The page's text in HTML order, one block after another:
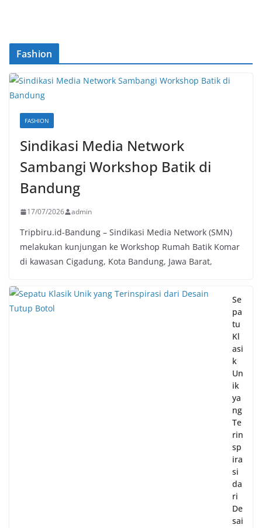
Fashion
FASHION
Sindikasi Media Network
Sambangi Workshop Batik di
Bandung
17/07/2026 admin
Tripbiru.id-Bandung – Sindikasi Media Network (SMN)
melakukan kunjungan ke Workshop Rumah Batik Komar
di kawasan Cigadung, Kota Bandung, Jawa Barat,
Se
pa
tu
Kl
asi
k
Un
ik
ya
ng
Te
rin
sp
ira
si
da
ri
De
sai